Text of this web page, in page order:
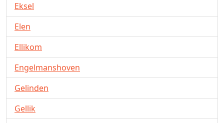
Eksel
Elen
Ellikom
Engelmanshoven
Gelinden
Gellik